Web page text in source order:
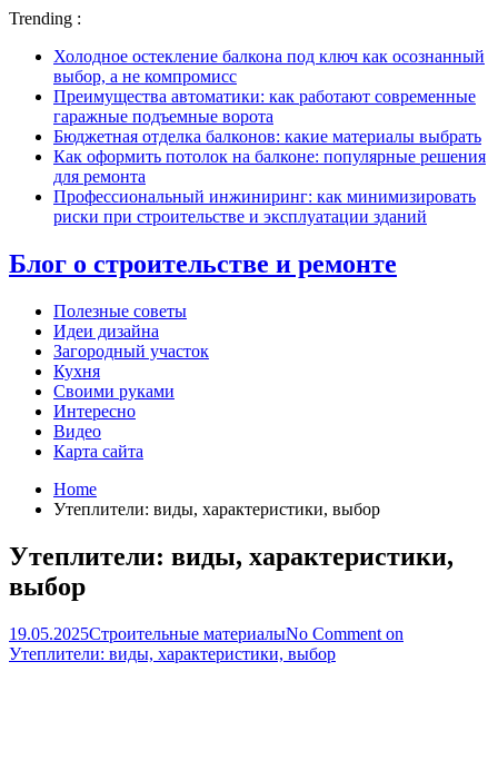
Trending :
Холодное остекление балкона под ключ как осознанный
выбор, а не компромисс
Преимущества автоматики: как работают современные
гаражные подъемные ворота
Бюджетная отделка балконов: какие материалы выбрать
Как оформить потолок на балконе: популярные решения
для ремонта
Профессиональный инжиниринг: как минимизировать
риски при строительстве и эксплуатации зданий
Блог о строительстве и ремонте
Полезные советы
Идеи дизайна
Загородный участок
Кухня
Своими руками
Интересно
Видео
Карта сайта
Home
Утеплители: виды, характеристики, выбор
Утеплители: виды, характеристики,
выбор
19.05.2025Строительные материалыNo Comment on
Утеплители: виды, характеристики, выбор